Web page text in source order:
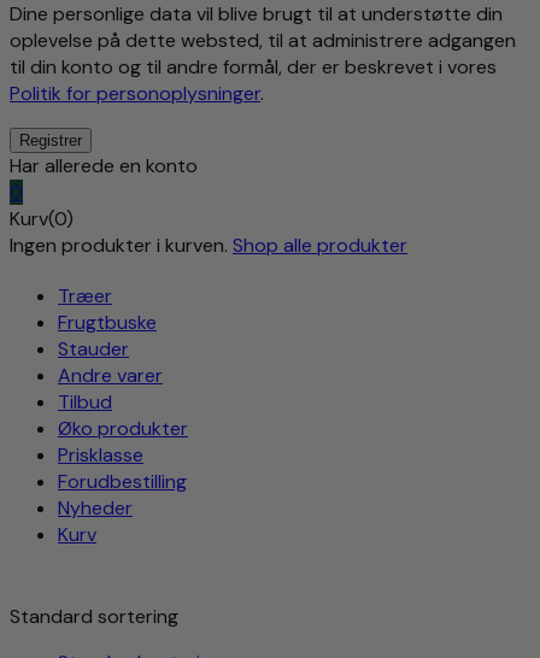
Dine personlige data vil blive brugt til at understøtte din
oplevelse på dette websted, til at administrere adgangen
til din konto og til andre formål, der er beskrevet i vores
Politik for personoplysninger.
Har allerede en konto
0
Kurv(0)
Ingen produkter i kurven. Shop alle produkter
Træer
Frugtbuske
Stauder
Andre varer
Tilbud
Øko produkter
Prisklasse
Forudbestilling
Nyheder
Kurv
Standard sortering